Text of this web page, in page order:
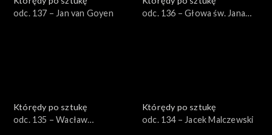
odc. 137 – Jan van Goyen
odc. 136 – Głowa św. Jana
Którędy po sztukę
odc. 135 – Wacław
Którędy po sztukę
odc. 134 – Jacek Malczewski